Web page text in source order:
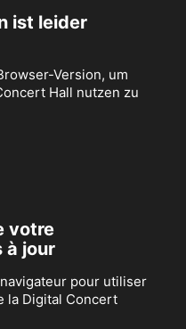
ist leider
Version, um
Hall nutzen zu
votre
à jour
pour utiliser
la Digital Concert